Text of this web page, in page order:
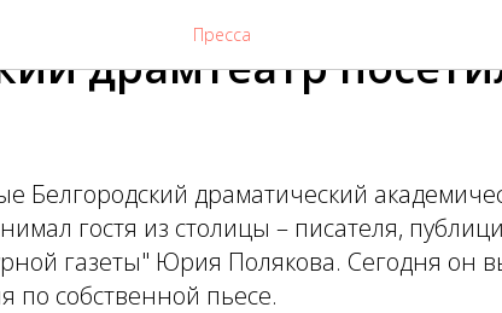
Пресса
драмтеатр
Белгородский драматический
гостя из столицы – писателя,
газеты" Юрия Полякова. Сегодня он
по собственной пьесе.